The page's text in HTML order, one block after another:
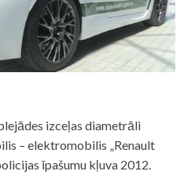
izceļas diametrāli
– elektromobilis „Renault
īpašumu kļuva 2012.